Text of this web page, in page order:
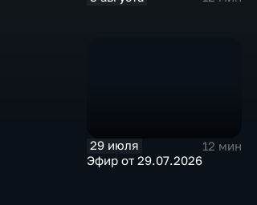
29 июля
12 мин
Эфир от 29.07.2026